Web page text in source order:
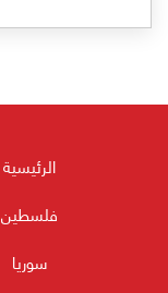
الرئيسية
فلسطين
سوريا